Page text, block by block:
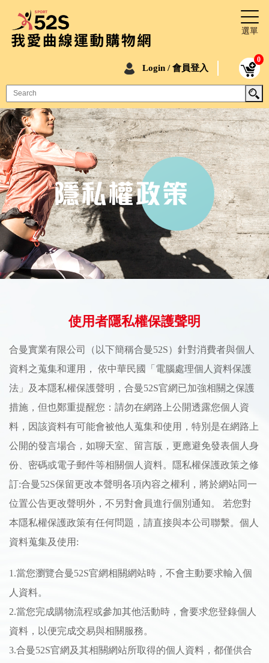
Login / 會員登入
0
使用者隱私權保護聲明
合曼實業有限公司（以下簡稱合曼52S）針對消費者與個人
資料之蒐集和運用， 依中華民國「電腦處理個人資料保護
法」及本隱私權保護聲明，合曼52S官網已加強相關之保護
措施，但也鄭重提醒您：請勿在網路上公開透露您個人資
料，因該資料有可能會被他人蒐集和使用，特別是在網路上
公開的發言場合，如聊天室、留言版，更應避免發表個人身
份、密碼或電子郵件等相關個人資料。隱私權保護政策之修
訂:合曼52S保留更改本聲明各項內容之權利，將於網站同一
位置公告更改聲明外，不另對會員進行個別通知。 若您對
本隱私權保護政策有任何問題，請直接與本公司聯繫。個人
資料蒐集及使用:
1.當您瀏覽合曼52S官網相關網站時，不會主動要求輸入個
人資料。
2.當您完成購物流程或參加其他活動時，會要求您登錄個人
資料，以便完成交易與相關服務。
3.合曼52S官網及其相關網站所取得的個人資料，都僅供合